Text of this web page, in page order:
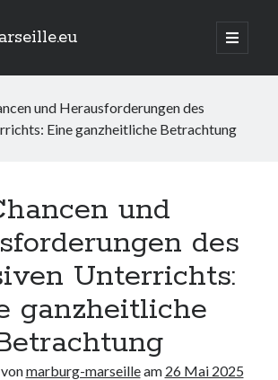
öffnen
Suchen
Inklusion: Messinstrument für eine gerechtere
Rollstuhlgerechte Ferienwohnung für
zur Inklusion: Chancen und
Fachkräften in der Integration und Inklusion
Chancen und Herausforderungen für alle
und Herausforderungen des
Eine ganzheitliche Betrachtung
und
des
Unterrichts:
ganzheitliche
marburg-marseilleam 26 Mai 2025